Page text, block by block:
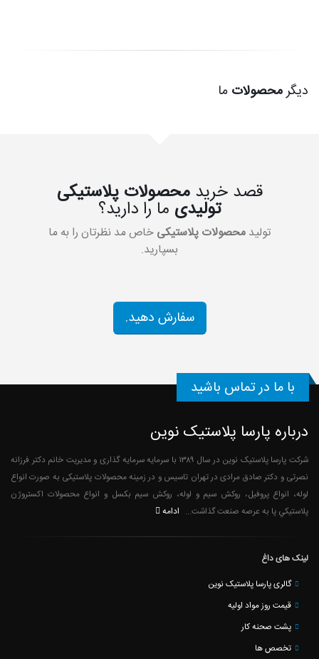
دیگرمحصولات ما
قصد خریدمحصولات پلاستیکی
تولیدی ما را دارید؟
تولید محصولات پلاستیکی خاص مد نظرتان را به ما
بسپارید.
سفارش دهید.
با ما در تماس باشید
درباره پارسا پلاستیک نوین
شرکت پارسا پلاستیک نوین در سال ۱۳۸۹ با سرمایه سرمایه گذاری و مدیریت خانم دکتر فرزانه
نصرتی و دکتر صادق مرادی در تهران تاسیس و در زمینه محصولات پلاستیکی به صورت انواع
لوله، انواع پروفیل، روکش سیم و لوله، روکش سیم بکسل و انواع محصولات اکستروژن
پلاستيكي پا به عرصه صنعت گذاشت... ادامه
لینک های داغ
گالری پارسا پلاستیک نوین
قیمت روز مواد اولیه
پشت صحنه کار
تخصص ها